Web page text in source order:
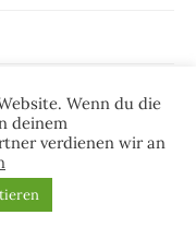
Wenn du die
deinem
verdienen wir an